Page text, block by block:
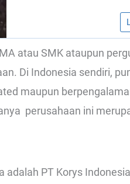
atau SMK ataupun
Di Indonesia sendiri,
maupun
perusahaan ini
PT Korys